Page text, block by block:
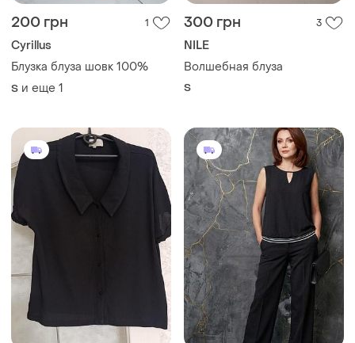
200 грн 1
Cyrillus
Блузка блуза шовк 100%
S и еще 1
300 грн 3
NILE
Волшебная блуза
S